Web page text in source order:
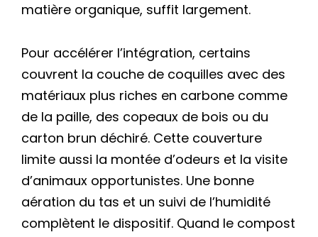
matière organique, suffit largement.
Pour accélérer l’intégration, certains
couvrent la couche de coquilles avec des
matériaux plus riches en carbone comme
de la paille, des copeaux de bois ou du
carton brun déchiré. Cette couverture
limite aussi la montée d’odeurs et la visite
d’animaux opportunistes. Une bonne
aération du tas et un suivi de l’humidité
complètent le dispositif. Quand le compost